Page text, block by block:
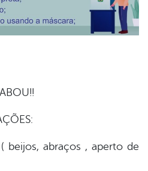
abraços , aperto de